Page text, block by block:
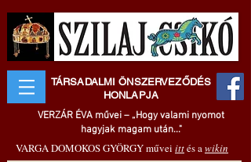
TÁRSADALMI ÖNSZERVEZŐDÉS
HONLAPJA
VERZÁR ÉVA művei – „Hogy valami nyomot
hagyjak magam után..."
VARGA DOMOKOS GYÖRGY művei ittés awikin